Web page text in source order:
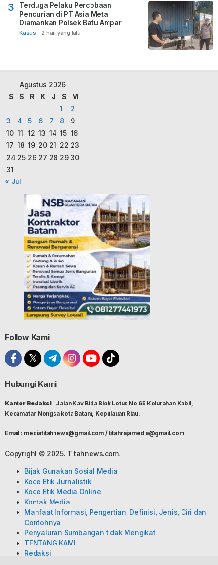
3
Terduga Pelaku Percobaan
Pencurian di PT Asia Metal
Diamankan Polsek Batu Ampar
Kasus - 2 hari yang lalu
Agustus 2026
S
S R K J S
M
1
2
3
4 5 6 7 8
9
10 11 12 13 14 15 16
17 18 19 20 21 22 23
24 25 26 27 28 29 30
31
« Jul
Follow Kami
Hubungi Kami
Kantor Redaksi : Jalan Kav Bida Blok Lotus No 65 Kelurahan Kabil,
Kecamatan Nongsa kota Batam, Kepulauan Riau.
Email : mediatitahnews@gmail.com / titahrajamedia@gmail.com
Copyright © 2025. Titahnews.com.
Bijak Gunakan Sosial Media
Kode Etik Jurnalistik
Kode Etik Media Online
Kontak Media
Manfaat Informasi, Pengertian, Definisi, Jenis, Ciri dan
Contohnya
Penyaluran Sumbangan tidak Mengikat
TENTANG KAMI
Redaksi